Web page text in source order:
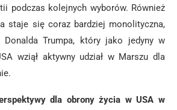
podczas kolejnych wyborów. Również
staje się coraz bardziej monolityczna,
Donalda Trumpa, który jako jedyny w
wziął aktywny udział w Marszu dla
dla obrony życia w USA w